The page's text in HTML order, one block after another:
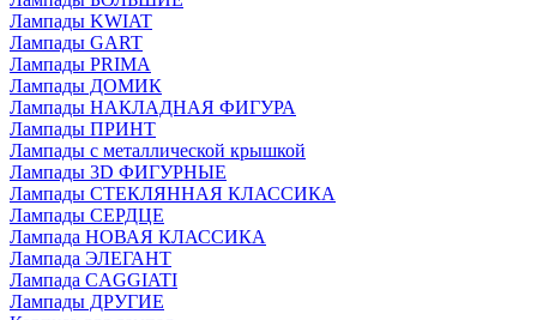
Лампады KWIAT
Лампады GART
Лампады PRIMA
Лампады ДОМИК
Лампады НАКЛАДНАЯ ФИГУРА
Лампады ПРИНТ
Лампады с металлической крышкой
Лампады 3D ФИГУРНЫЕ
Лампады СТЕКЛЯННАЯ КЛАССИКА
Лампады СЕРДЦЕ
Лампада НОВАЯ КЛАССИКА
Лампада ЭЛЕГАНТ
Лампада CAGGIATI
Лампады ДРУГИЕ